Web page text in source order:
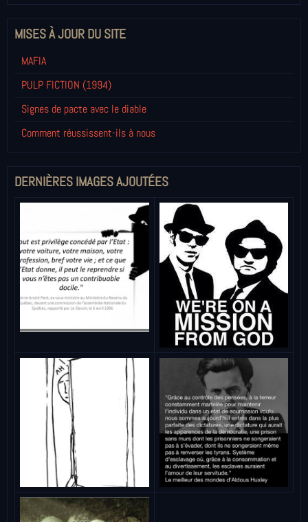
MISES À JOUR DU SITE
MAFIA
PULP FICTION (1994)
Signes de pacte avec le diable
Comment réussissent-ils à nous
DERNIÈRES IMAGES AJOUTÉES